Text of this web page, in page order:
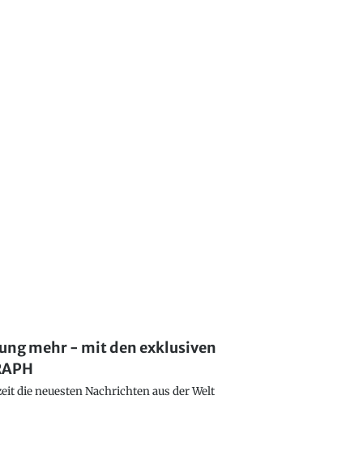
mehr - mit den exklusiven
die neuesten Nachrichten aus der Welt